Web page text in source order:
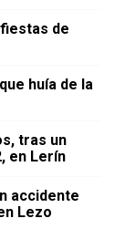
de
huía de la
tras un
en Lerín
accidente
Lezo